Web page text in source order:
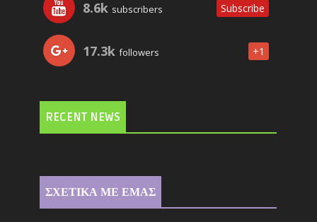
8.6k subscribers Subscribe
17.3k followers +1
RECENT NEWS
ΣΧΕΤΙΚΑ ΜΕ ΕΜΑΣ